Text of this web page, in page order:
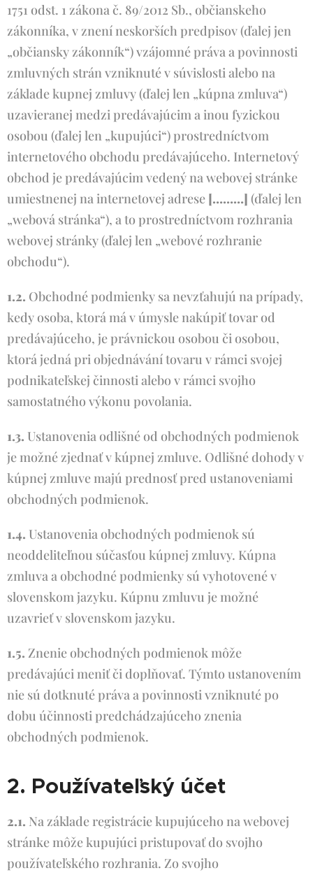
1751 odst. 1 zákona č. 89/2012 Sb., občianskeho
zákonníka, v znení neskorších predpisov (ďalej jen
„občiansky zákonník“) vzájomné práva a povinnosti
zmluvných strán vzniknuté v súvislosti alebo na
základe kupnej zmluvy (ďalej len „kúpna zmluva“)
uzavieranej medzi predávajúcim a inou fyzickou
osobou (ďalej len „kupujúci“) prostredníctvom
internetového obchodu predávajúceho. Internetový
obchod je predávajúcim vedený na webovej stránke
umiestnenej na internetovej adrese [………] (ďalej len
„webová stránka“), a to prostredníctvom rozhrania
webovej stránky (ďalej len „webové rozhranie
obchodu“).
1.2. Obchodné podmienky sa nevzťahujú na prípady,
kedy osoba, ktorá má v úmysle nakúpiť tovar od
predávajúceho, je právnickou osobou či osobou,
ktorá jedná pri objednávání tovaru v rámci svojej
podnikateľskej činnosti alebo v rámci svojho
samostatného výkonu povolania.
1.3. Ustanovenia odlišné od obchodných podmienok
je možné zjednať v kúpnej zmluve. Odlišné dohody v
kúpnej zmluve majú prednosť pred ustanoveniami
obchodných podmienok.
1.4. Ustanovenia obchodných podmienok sú
neoddeliteľnou súčasťou kúpnej zmluvy. Kúpna
zmluva a obchodné podmienky sú vyhotovené v
slovenskom jazyku. Kúpnu zmluvu je možné
uzavrieť v slovenskom jazyku.
1.5. Znenie obchodných podmienok môže
predávajúci meniť či doplňovať. Týmto ustanovením
nie sú dotknuté práva a povinnosti vzniknuté po
dobu účinnosti predchádzajúceho znenia
obchodných podmienok.
2. Používateľský účet
2.1. Na základe registrácie kupujúceho na webovej
stránke môže kupujúci pristupovať do svojho
používateľského rozhrania. Zo svojho